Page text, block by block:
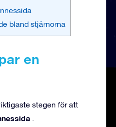
bland stjärnorna
en
stegen för att
.